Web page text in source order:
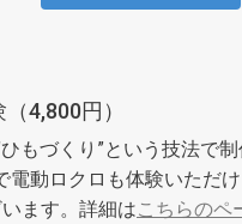
4,800円）
もづくり”という技法で制
電動ロクロも体験いただ
ます。詳細はこちらのペ